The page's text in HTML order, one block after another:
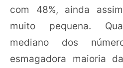
com 48%, ainda
muito pequena.
mediano dos
esmagadora maioria